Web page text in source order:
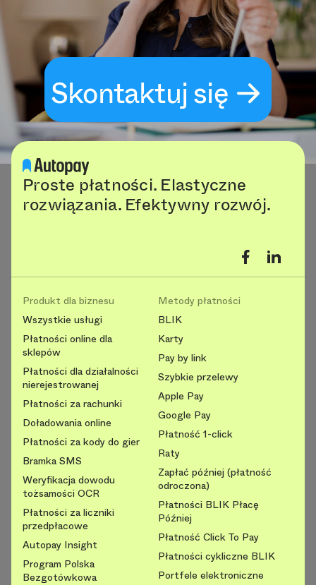
Skontaktuj się
Proste płatności. Elastyczne
rozwiązania. Efektywny rozwój.
Produkt dla biznesu
Wszystkie usługi
Płatności online dla
sklepów
Płatności dla działalności
nierejestrowanej
Płatności za rachunki
Doładowania online
Płatności za kody do gier
Bramka SMS
Weryfikacja dowodu
tożsamości OCR
Płatności za liczniki
przedpłacowe
Autopay Insight
Program Polska
Bezgotówkowa
Metody płatności
BLIK
Karty
Pay by link
Szybkie przelewy
Apple Pay
Google Pay
Płatność 1-click
Raty
Zapłać później (płatność
odroczona)
Płatności BLIK Płacę
Później
Płatność Click To Pay
Płatności cykliczne BLIK
Portfele elektroniczne